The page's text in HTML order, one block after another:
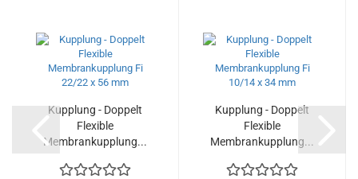
Kupplung - Doppelt
Flexible
Membrankupplung...
Kupplung - Doppelt
Flexible
Membrankupplung...